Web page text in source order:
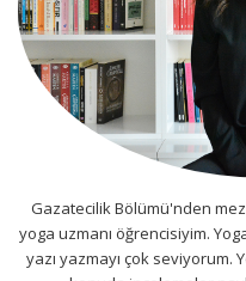
Gazatecilik Bölümü'nden
yoga uzmanı öğrencisiyim.
yazı yazmayı çok seviyorum.